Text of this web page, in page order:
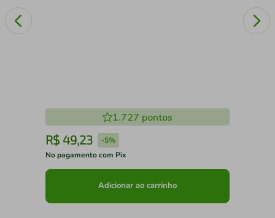
1.727 pontos
R$ 49,23 -5%
No pagamento com Pix
Adicionar ao carrinho